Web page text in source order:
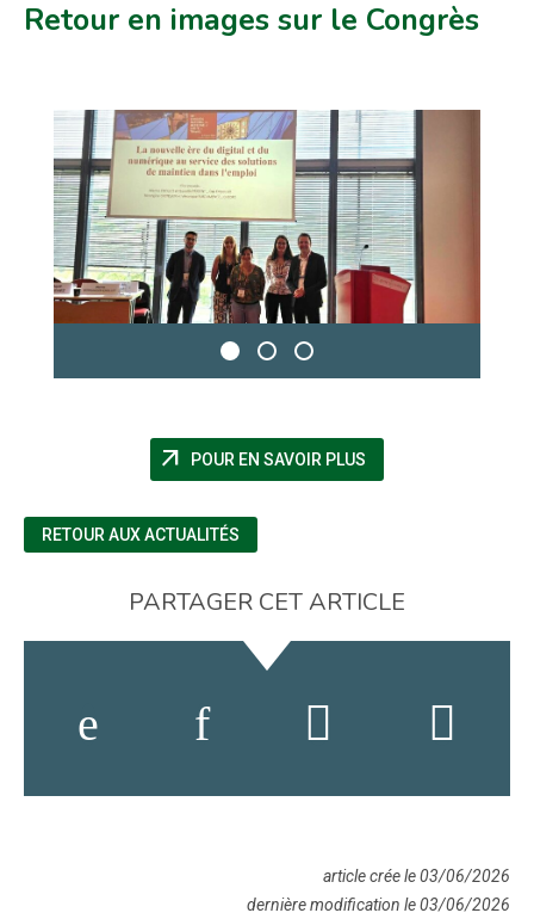
Retour en images sur le Congrès
arrow_outward POUR EN SAVOIR PLUS
RETOUR AUX ACTUALITÉS
PARTAGER CET ARTICLE
article crée le 03/06/2026
dernière modification le 03/06/2026